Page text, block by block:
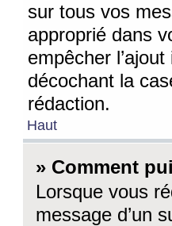
sur tous vos
approprié dans
empêcher
décochant la
rédaction.
Haut
» Comment
Lorsque vous
message d’un